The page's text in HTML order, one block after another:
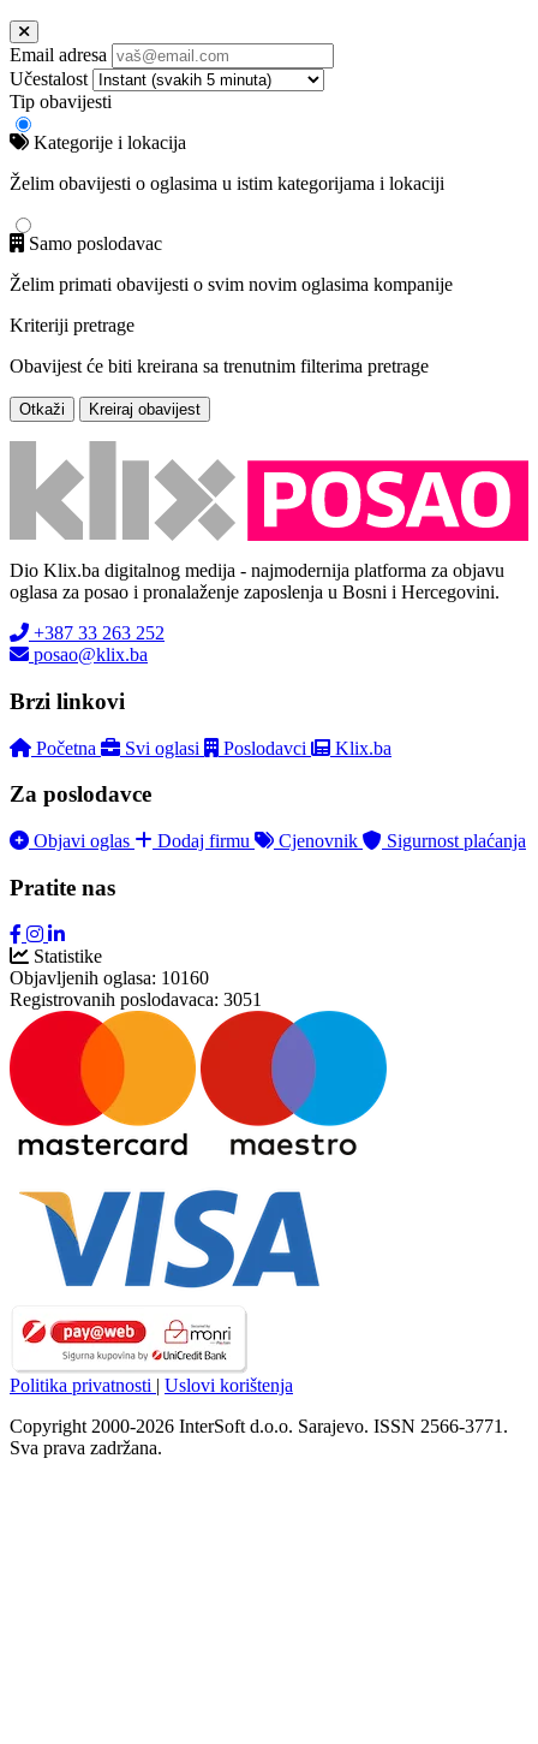
Email adresa
Učestalost
Tip obavijesti
Kategorije i lokacija
Želim obavijesti o oglasima u istim kategorijama i lokaciji
Samo poslodavac
Želim primati obavijesti o svim novim oglasima kompanije
Kriteriji pretrage
Obavijest će biti kreirana sa trenutnim filterima pretrage
Otkaži Kreiraj obavijest
Dio Klix.ba digitalnog medija - najmodernija platforma za objavu
oglasa za posao i pronalaženje zaposlenja u Bosni i Hercegovini.
+387 33 263 252
posao@klix.ba
Brzi linkovi
Početna Svi oglasi Poslodavci Klix.ba
Za poslodavce
Objavi oglas Dodaj firmu Cjenovnik Sigurnost plaćanja
Pratite nas
Statistike
Objavljenih oglasa: 10160
Registrovanih poslodavaca: 3051
Politika privatnosti | Uslovi korištenja
Copyright 2000-2026 InterSoft d.o.o. Sarajevo. ISSN 2566-3771.
Sva prava zadržana.